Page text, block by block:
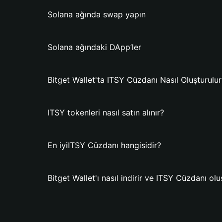
Solana ağında swap yapın
Solana ağındaki DApp’ler
Bitget Wallet'ta ITSY Cüzdanı Nasıl
ITSY tokenleri nasıl satın alınır?
En iyiITSY Cüzdanı hangisidir?
Bitget Wallet'ı nasıl indirir ve ITSY Cüzdanı